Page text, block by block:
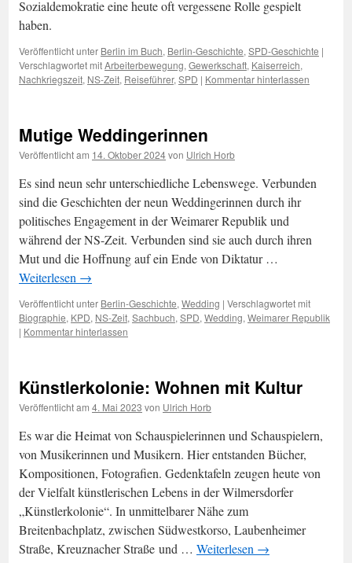
Sozialdemokratie eine heute oft vergessene Rolle gespielt
haben.
Veröffentlicht unter Berlin im Buch, Berlin-Geschichte, SPD-Geschichte |
Verschlagwortet mitArbeiterbewegung, Gewerkschaft, Kaiserreich,
Nachkriegszeit, NS-Zeit, Reiseführer, SPD | Kommentar hinterlassen
Mutige Weddingerinnen
Veröffentlicht am 14. Oktober 2024von Ulrich Horb
Es sind neun sehr unterschiedliche Lebenswege. Verbunden
sind die Geschichten der neun Weddingerinnen durch ihr
politisches Engagement in der Weimarer Republik und
während der NS-Zeit. Verbunden sind sie auch durch ihren
Mut und die Hoffnung auf ein Ende von Diktatur …
Weiterlesen →
Veröffentlicht unter Berlin-Geschichte, Wedding | Verschlagwortet mit
Biographie, KPD, NS-Zeit, Sachbuch, SPD, Wedding, Weimarer Republik
| Kommentar hinterlassen
Künstlerkolonie: Wohnen mit Kultur
Veröffentlicht am 4. Mai 2023 von Ulrich Horb
Es war die Heimat von Schauspielerinnen und Schauspielern,
von Musikerinnen und Musikern. Hier entstanden Bücher,
Kompositionen, Fotografien. Gedenktafeln zeugen heute von
der Vielfalt künstlerischen Lebens in der Wilmersdorfer
„Künstlerkolonie“. In unmittelbarer Nähe zum
Breitenbachplatz, zwischen Südwestkorso, Laubenheimer
Straße, Kreuznacher Straße und … Weiterlesen →